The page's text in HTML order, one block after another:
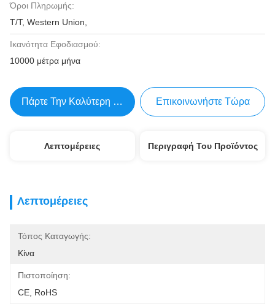
Όροι Πληρωμής:
T/T, Western Union,
Ικανότητα Εφοδιασμού:
10000 μέτρα μήνα
Πάρτε Την Καλύτερη Τιμή Επικοινωνήστε Τώρα
Λεπτομέρειες Περιγραφή Του Προϊόντος
Λεπτομέρειες
Τόπος Καταγωγής:
Κίνα
Πιστοποίηση:
CE, RoHS